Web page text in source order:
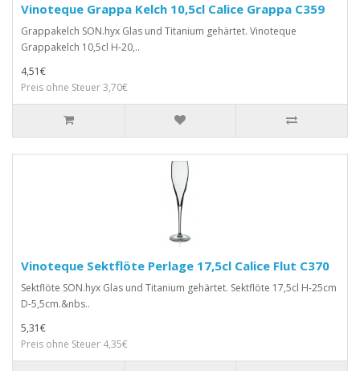
Vinoteque Grappa Kelch 10,5cl Calice Grappa C359
Grappakelch SON.hyx Glas und Titanium gehärtet. Vinoteque
Grappakelch 10,5cl H-20,..
4,51€
Preis ohne Steuer 3,70€
Vinoteque Sektflöte Perlage 17,5cl Calice Flut C370
Sektflöte SON.hyx Glas und Titanium gehärtet. Sektflöte 17,5cl H-25cm
D-5,5cm.&nbs..
5,31€
Preis ohne Steuer 4,35€